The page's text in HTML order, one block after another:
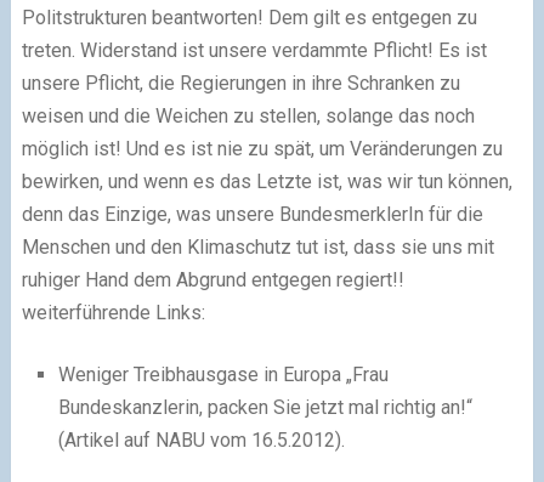
Politstrukturen beantworten! Dem gilt es entgegen zu
treten. Widerstand ist unsere verdammte Pflicht! Es ist
unsere Pflicht, die Regierungen in ihre Schranken zu
weisen und die Weichen zu stellen, solange das noch
möglich ist! Und es ist nie zu spät, um Veränderungen zu
bewirken, und wenn es das Letzte ist, was wir tun können,
denn das Einzige, was unsere BundesmerklerIn für die
Menschen und den Klimaschutz tut ist, dass sie uns mit
ruhiger Hand dem Abgrund entgegen regiert!!
weiterführende Links:
Weniger Treibhausgase in Europa „Frau
Bundeskanzlerin, packen Sie jetzt mal richtig an!“
(Artikel auf NABU vom 16.5.2012).